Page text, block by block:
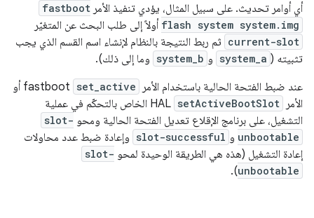
أي أوامر تحديث. على سبيل المثال، يؤدي تنفيذ الأمر fastboot
flash system system.img أولاً إلى طلب البحث عن المتغيّر
current-slot ثم ربط النتيجة بالنظام لإنشاء اسم القسم الذي يجب
تثبيته ( system_a و system_b وما إلى ذلك).
عند ضبط الفتحة الحالية باستخدام الأمر
set_active
fastboot أو
الأمر
setActiveBootSlot
HAL الخاص بالتحكّم في عملية
التشغيل، على برنامج الإقلاع تعديل الفتحة الحالية ومحو slot-
unbootable و slot-successful وإعادة ضبط عدد محاولات
إعادة التشغيل (هذه هي الطريقة الوحيدة لمحو slot-
unbootable
).